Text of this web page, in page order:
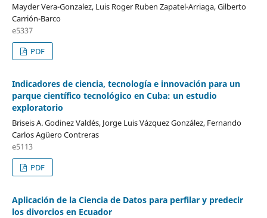
Mayder Vera-Gonzalez, Luis Roger Ruben Zapatel-Arriaga, Gilberto
Carrión-Barco
e5337
PDF
Indicadores de ciencia, tecnología e innovación para un
parque científico tecnológico en Cuba: un estudio
exploratorio
Briseis A. Godinez Valdés, Jorge Luis Vázquez González, Fernando
Carlos Agüero Contreras
e5113
PDF
Aplicación de la Ciencia de Datos para perfilar y predecir
los divorcios en Ecuador